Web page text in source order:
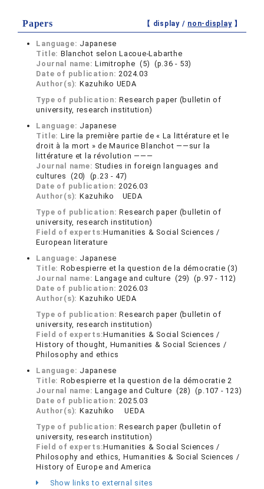
Papers 【 display / non-display】
Language: Japanese
Title: Blanchot selon Lacoue-Labarthe
Journal name:Limitrophe (5) (p.36 - 53)
Date of publication:2024.03
Author(s): Kazuhiko UEDA
Type of publication:Research paper (bulletin of
university, research institution)
Language: Japanese
Title: Lire la première partie de « La littérature et le
droit à la mort » de Maurice Blanchot ——sur la
littérature et la révolution ———
Journal name: Studies in foreign languages and
cultures (20) (p.23 - 47)
Date of publication:2026.03
Author(s): Kazuhiko UEDA
Type of publication:Research paper (bulletin of
university, research institution)
Field of experts:Humanities & Social Sciences /
European literature
Language: Japanese
Title: Robespierre et la question de la démocratie (3)
Journal name:Langage and culture (29) (p.97 - 112)
Date of publication:2026.03
Author(s): Kazuhiko UEDA
Type of publication:Research paper (bulletin of
university, research institution)
Field of experts:Humanities & Social Sciences /
History of thought, Humanities & Social Sciences /
Philosophy and ethics
Language: Japanese
Title: Robespierre et la question de la démocratie 2
Journal name:Langage and Culture (28) (p.107 - 123)
Date of publication:2025.03
Author(s): Kazuhiko UEDA
Type of publication:Research paper (bulletin of
university, research institution)
Field of experts:Humanities & Social Sciences /
Philosophy and ethics, Humanities & Social Sciences /
History of Europe and America
Show links to external sites